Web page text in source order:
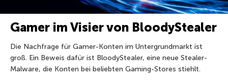
Gamer im Visier von BloodyStealer
Die Nachfrage für Gamer-Konten im Untergrundmarkt ist
groß. Ein Beweis dafür ist BloodyStealer, eine neue Stealer-
Malware, die Konten bei beliebten Gaming-Stores stiehlt.